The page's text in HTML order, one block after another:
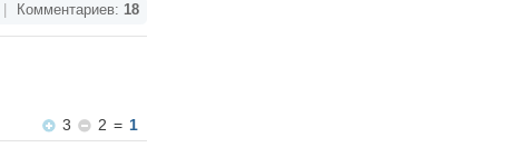
Комментариев: 18
3
2 = 1